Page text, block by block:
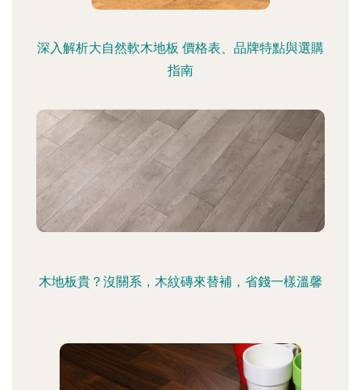
深入解析大自然軟木地板 價格表、品牌特點與選購
指南
木地板貴？沒關系，木紋磚來替補，省錢一樣溫馨